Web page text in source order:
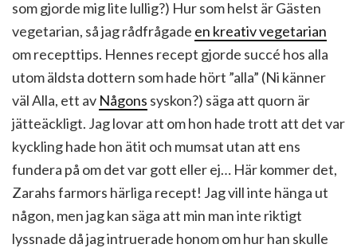
som gjorde mig lite lullig?) Hur som helst är Gästen
vegetarian, så jag rådfrågade en kreativ vegetarian
om recepttips. Hennes recept gjorde succé hos alla
utom äldsta dottern som hade hört ”alla” (Ni känner
väl Alla, ett av Någons syskon?) säga att quorn är
jätteäckligt. Jag lovar att om hon hade trott att det var
kyckling hade hon ätit och mumsat utan att ens
fundera på om det var gott eller ej… Här kommer det,
Zarahs farmors härliga recept! Jag vill inte hänga ut
någon, men jag kan säga att min man inte riktigt
lyssnade då jag intruerade honom om hur han skulle